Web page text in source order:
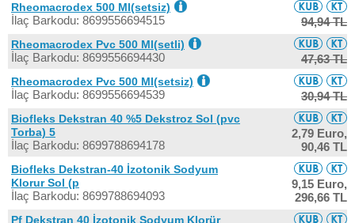
Rheomacrodex 500 Ml(setsiz)
İlaç Barkodu: 8699556694515 94,94 TL
Rheomacrodex Pvc 500 Ml(setli)
İlaç Barkodu: 8699556694430 47,63 TL
Rheomacrodex Pvc 500 Ml(setsiz)
İlaç Barkodu: 8699556694539 30,94 TL
Biofleks Dekstran 40 %5 Dekstroz Sol (pvc
Torba) 5
İlaç Barkodu: 8699788694178
2,79 Euro,
90,46 TL
Biofleks Dekstran-40 İzotonik Sodyum
Klorur Sol (p
İlaç Barkodu: 8699788694093
9,15 Euro,
296,66 TL
Pf Dekstran 40 İzotonik Sodyum Klorür